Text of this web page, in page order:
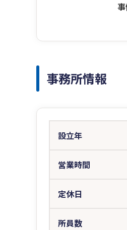
事務所情報
設立年
営業時間
定休日
所員数